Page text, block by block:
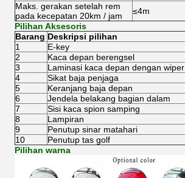
Maks. gerakan setelah rem
pada kecepatan 20km / jam
≤4m
Pilihan Aksesoris
Barang Deskripsi pilihan
1
E-key
2
Kaca depan berengsel
3
Laminasi kaca depan dengan wiper
4
Sikat baja penjaga
5
Keranjang baja depan
6
Jendela belakang bagian dalam
7
Sisi kaca spion samping
8
Lampiran
9
Penutup sinar matahari
10
Penutup tas golf
Pilihan warna